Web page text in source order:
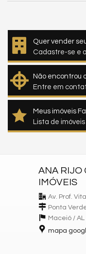
Quer vender
Cadastre-se e
Não encontrou
Entre em
Meus imóveis
Lista de
ANA RIJO
IMÓVEIS
Av. Prof.
Ponta
Maceió / AL
mapa